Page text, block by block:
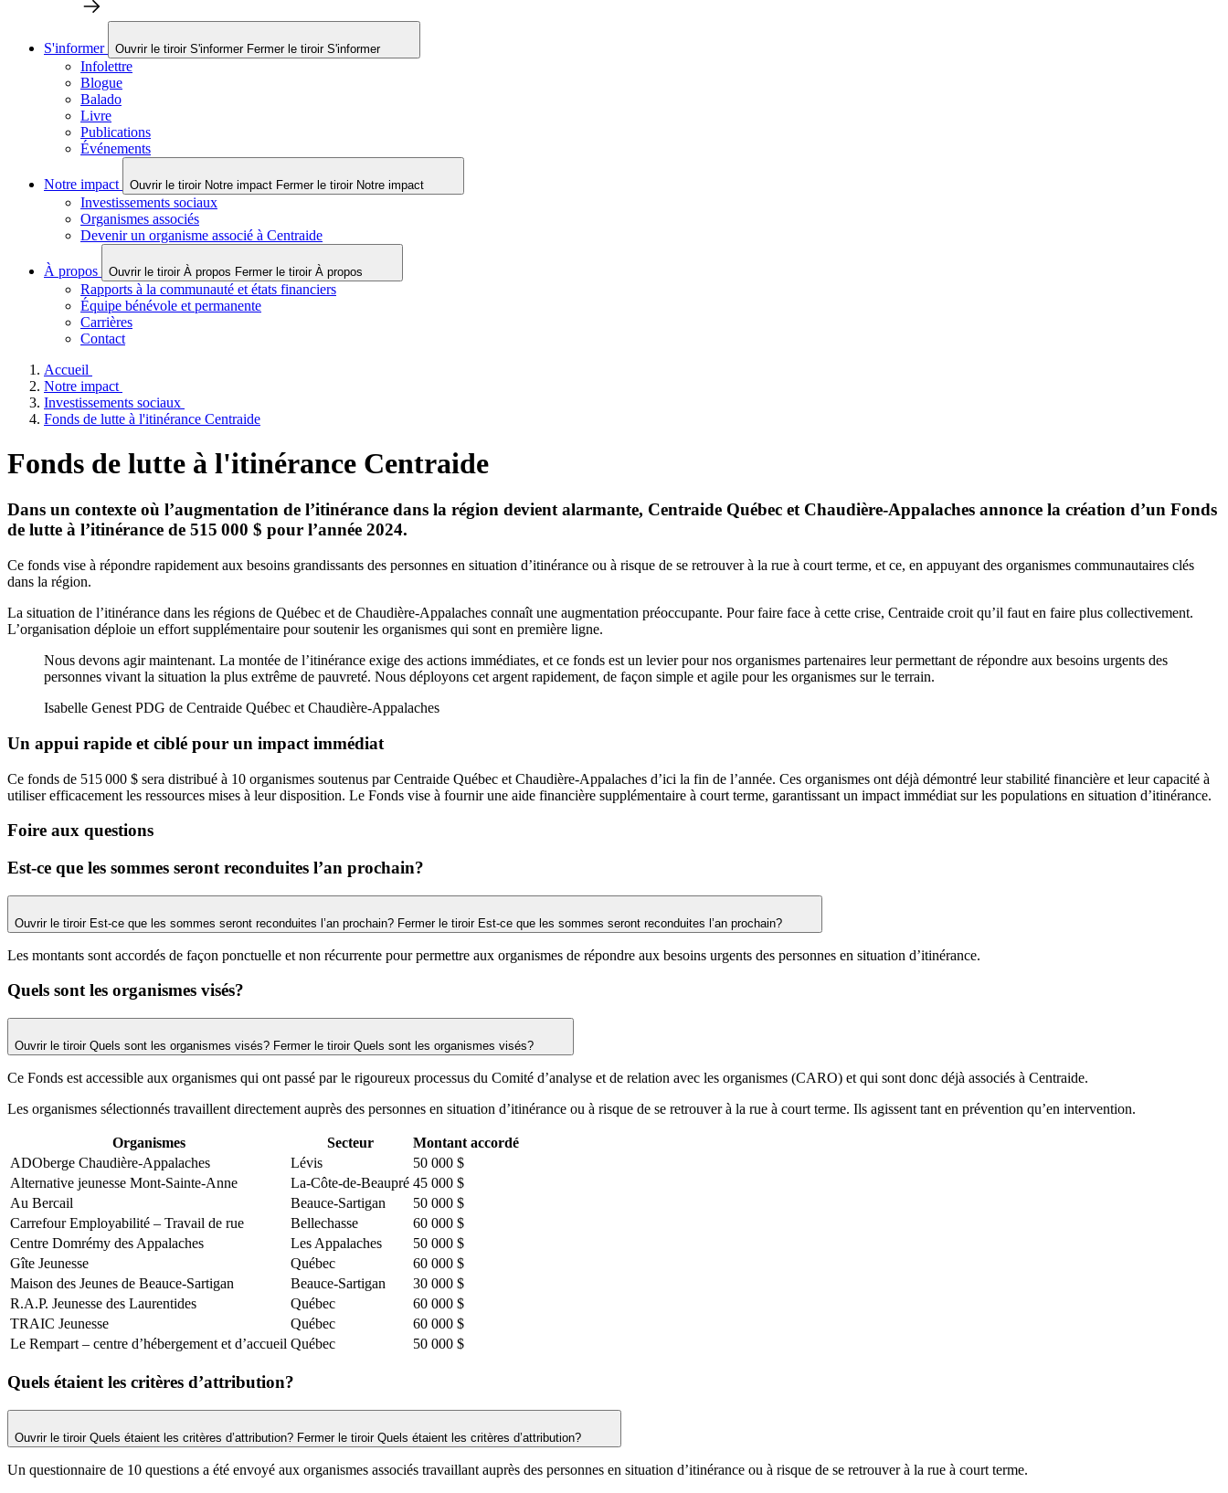
S'informer Ouvrir le tiroir S'informer Fermer le tiroir S'informer
Infolettre
Blogue
Balado
Livre
Publications
Événements
Notre impact Ouvrir le tiroir Notre impact Fermer le tiroir Notre impact
Investissements sociaux
Organismes associés
Devenir un organisme associé à Centraide
À propos Ouvrir le tiroir À propos Fermer le tiroir À propos
Rapports à la communauté et états financiers
Équipe bénévole et permanente
Carrières
Contact
Accueil
Notre impact
Investissements sociaux
Fonds de lutte à l'itinérance Centraide
Fonds de lutte à l'itinérance Centraide
Dans un contexte où l’augmentation de l’itinérance dans la région devient alarmante, Centraide Québec et Chaudière-Appalaches annonce la création d’un Fonds
de lutte à l’itinérance de 515 000 $ pour l’année 2024.
Ce fonds vise à répondre rapidement aux besoins grandissants des personnes en situation d’itinérance ou à risque de se retrouver à la rue à court terme, et ce, en appuyant des organismes communautaires clés
dans la région.
La situation de l’itinérance dans les régions de Québec et de Chaudière-Appalaches connaît une augmentation préoccupante. Pour faire face à cette crise, Centraide croit qu’il faut en faire plus collectivement.
L’organisation déploie un effort supplémentaire pour soutenir les organismes qui sont en première ligne.
Nous devons agir maintenant. La montée de l’itinérance exige des actions immédiates, et ce fonds est un levier pour nos organismes partenaires leur permettant de répondre aux besoins urgents des
personnes vivant la situation la plus extrême de pauvreté. Nous déployons cet argent rapidement, de façon simple et agile pour les organismes sur le terrain.
Isabelle Genest PDG de Centraide Québec et Chaudière-Appalaches
Un appui rapide et ciblé pour un impact immédiat
Ce fonds de 515 000 $ sera distribué à 10 organismes soutenus par Centraide Québec et Chaudière-Appalaches d’ici la fin de l’année. Ces organismes ont déjà démontré leur stabilité financière et leur capacité à
utiliser efficacement les ressources mises à leur disposition. Le Fonds vise à fournir une aide financière supplémentaire à court terme, garantissant un impact immédiat sur les populations en situation d’itinérance.
Foire aux questions
Est-ce que les sommes seront reconduites l’an prochain?
Ouvrir le tiroir Est-ce que les sommes seront reconduites l’an prochain? Fermer le tiroir Est-ce que les sommes seront reconduites l’an prochain?
Les montants sont accordés de façon ponctuelle et non récurrente pour permettre aux organismes de répondre aux besoins urgents des personnes en situation d’itinérance.
Quels sont les organismes visés?
Ouvrir le tiroir Quels sont les organismes visés? Fermer le tiroir Quels sont les organismes visés?
Ce Fonds est accessible aux organismes qui ont passé par le rigoureux processus du Comité d’analyse et de relation avec les organismes (CARO) et qui sont donc déjà associés à Centraide.
Les organismes sélectionnés travaillent directement auprès des personnes en situation d’itinérance ou à risque de se retrouver à la rue à court terme. Ils agissent tant en prévention qu’en intervention.
Organismes Secteur
Montant accordé
ADOberge Chaudière-Appalaches
Lévis
50 000 $
Alternative jeunesse Mont-Sainte-Anne
La-Côte-de-Beaupré 45 000 $
Au Bercail
Beauce-Sartigan
50 000 $
Carrefour Employabilité – Travail de rue
Bellechasse
60 000 $
Centre Domrémy des Appalaches
Les Appalaches
50 000 $
Gîte Jeunesse
Québec
60 000 $
Maison des Jeunes de Beauce-Sartigan
Beauce-Sartigan
30 000 $
R.A.P. Jeunesse des Laurentides
Québec
60 000 $
TRAIC Jeunesse
Québec
60 000 $
Le Rempart – centre d’hébergement et d’accueil Québec 50 000 $
Quels étaient les critères d’attribution?
Ouvrir le tiroir Quels étaient les critères d’attribution? Fermer le tiroir Quels étaient les critères d’attribution?
Un questionnaire de 10 questions a été envoyé aux organismes associés travaillant auprès des personnes en situation d’itinérance ou à risque de se retrouver à la rue à court terme.